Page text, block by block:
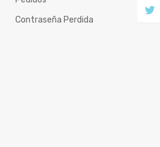
Contraseña Perdida